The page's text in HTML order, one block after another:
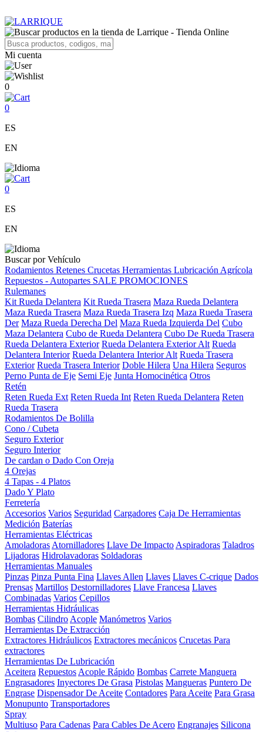
Mi cuenta
0
0
ES
EN
0
ES
EN
Buscar por Vehículo
Rodamientos Retenes Crucetas Herramientas Lubricación Agrícola
Repuestos - Autopartes SALE PROMOCIONES
Rulemanes
Kit Rueda Delantera Kit Rueda Trasera Maza Rueda Delantera
Maza Rueda Trasera Maza Rueda Trasera Izq Maza Rueda Trasera
Der Maza Rueda Derecha Del Maza Rueda Izquierda Del Cubo
Maza Delantera Cubo de Rueda Delantera Cubo De Rueda Trasera
Rueda Delantera Exterior Rueda Delantera Exterior Alt Rueda
Delantera Interior Rueda Delantera Interior Alt Rueda Trasera
Exterior Rueda Trasera Interior Doble Hilera Una Hilera Seguros
Perno Punta de Eje Semi Eje Junta Homocinética Otros
Retén
Reten Rueda Ext Reten Rueda Int Reten Rueda Delantera Reten
Rueda Trasera
Rodamientos De Bolilla
Cono / Cubeta
Seguro Exterior
Seguro Interior
De cardan o Dado Con Oreja
4 Orejas
4 Tapas - 4 Platos
Dado Y Plato
Ferretería
Accesorios Varios Seguridad Cargadores Caja De Herramientas
Medición Baterías
Herramientas Eléctricas
Amoladoras Atornilladores Llave De Impacto Aspiradoras Taladros
Lijadoras Hidrolavadoras Soldadoras
Herramientas Manuales
Pinzas Pinza Punta Fina Llaves Allen Llaves Llaves C-crique Dados
Prensas Martillos Destornilladores Llave Francesa Llaves
Combinadas Varios Cepillos
Herramientas Hidráulicas
Bombas Cilindro Acople Manómetros Varios
Herramientas De Extracción
Extractores Hidráulicos Extractores mecánicos Crucetas Para
extractores
Herramientas De Lubricación
Aceitera Repuestos Acople Rápido Bombas Carrete Manguera
Engrasadores Inyectores De Grasa Pistolas Mangueras Puntero De
Engrase Dispensador De Aceite Contadores Para Aceite Para Grasa
Monupunto Transportadores
Spray
Multiuso Para Cadenas Para Cables De Acero Engranajes Silicona